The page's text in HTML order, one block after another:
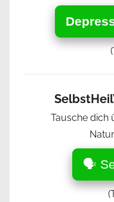
Tausche dich
🗣️